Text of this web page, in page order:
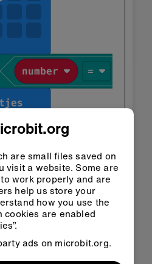
are small files saved on
visit a website. Some are
work properly and are
help us store your
how you use the
cookies are enabled
ads on microbit.org.